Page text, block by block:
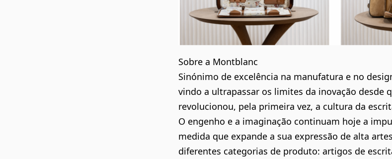
Sobre a Montblanc
Sinónimo de excelência na manufatura e no
vindo a ultrapassar os limites da inovação desde
revolucionou, pela primeira vez, a cultura da
O engenho e a imaginação continuam hoje a
medida que expande a sua expressão de alta
diferentes categorias de produto: artigos de